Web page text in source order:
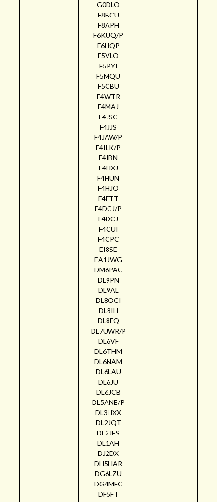
G0DLO
F8BCU
F8APH
F6KUQ/P
F6HQP
F5VLO
F5PYI
F5MQU
F5CBU
F4WTR
F4MAJ
F4JSC
F4JJS
F4JAW/P
F4ILK/P
F4IBN
F4HXJ
F4HUN
F4HJO
F4FTT
F4DCJ/P
F4DCJ
F4CUI
F4CPC
EI8SE
EA1JWG
DM6PAC
DL9PN
DL9AL
DL8OCI
DL8IH
DL8FQ
DL7UWR/P
DL6VF
DL6THM
DL6NAM
DL6LAU
DL6JU
DL6JCB
DL5ANE/P
DL3HXX
DL2JQT
DL2JES
DL1AH
DJ2DX
DH5HAR
DG6LZU
DG4MFC
DF5FT